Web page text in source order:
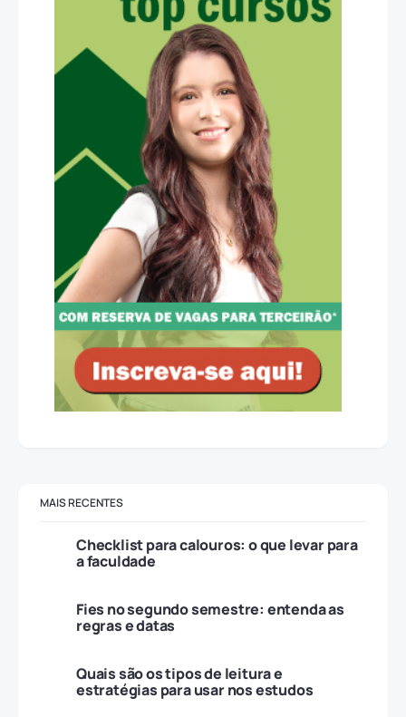
MAIS RECENTES
Checklist para calouros: o que levar para
a faculdade
Fies no segundo semestre: entenda as
regras e datas
Quais são os tipos de leitura e
estratégias para usar nos estudos